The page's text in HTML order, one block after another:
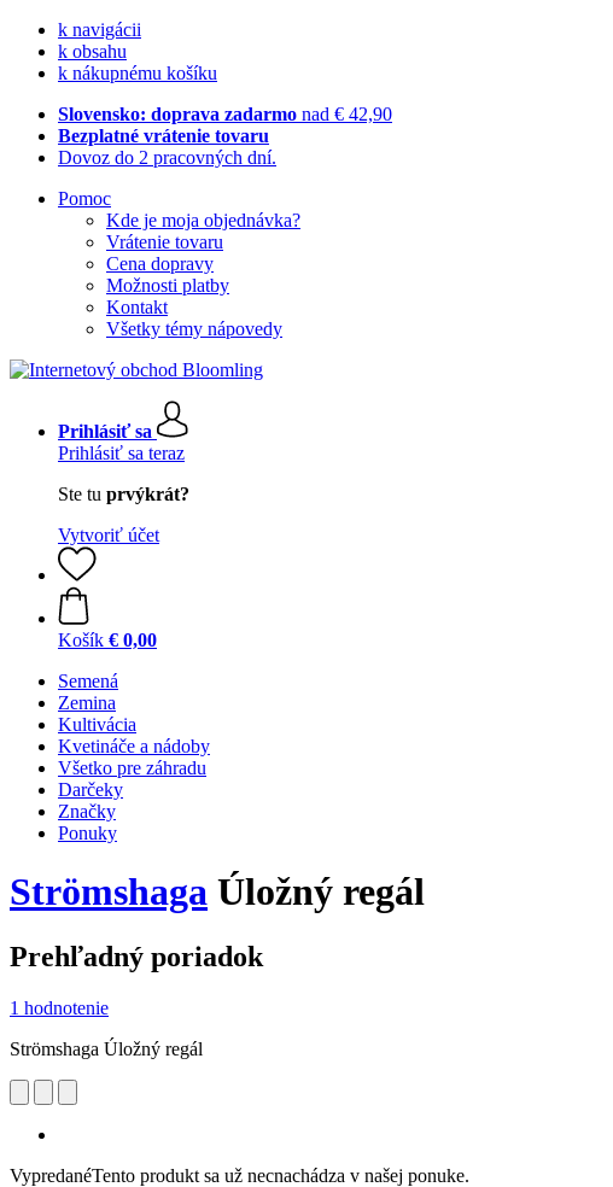
k navigácii
k obsahu
k nákupnému košíku
Slovensko: doprava zadarmo nad € 42,90
Bezplatné vrátenie tovaru
Dovoz do 2 pracovných dní.
Pomoc
Kde je moja objednávka?
Vrátenie tovaru
Cena dopravy
Možnosti platby
Kontakt
Všetky témy nápovedy
Prihlásiť sa
Prihlásiť sa teraz
Ste tu prvýkrát?
Vytvoriť účet
Košík € 0,00
Semená
Zemina
Kultivácia
Kvetináče a nádoby
Všetko pre záhradu
Darčeky
Značky
Ponuky
Strömshaga Úložný regál
Prehľadný poriadok
1 hodnotenie
Strömshaga Úložný regál
VypredanéTento produkt sa už necnachádza v našej ponuke.